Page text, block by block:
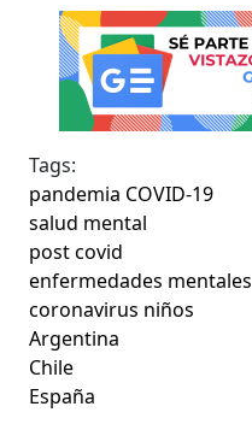
Tags:
pandemia COVID-19
salud mental
post covid
enfermedades mentales
coronavirus niños
Argentina
Chile
España